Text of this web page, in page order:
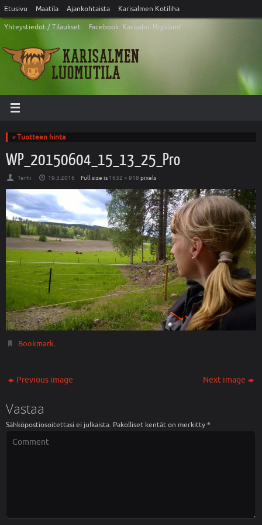
Etusivu Maatila Ajankohtaista
Karisalmen Kotiliha
Yhteystiedot / Tilaukset
Facebook: Karisalmi Highland
«Tuotteen hinta
WP_20150604_15_13_25_Pro
Terhi 19.3.2016 Full size is 1632 × 918 pixels
Bookmark.
Previous image Next image
Vastaa
Sähköpostiosoitettasi ei julkaista. Pakolliset kentät on merkitty*